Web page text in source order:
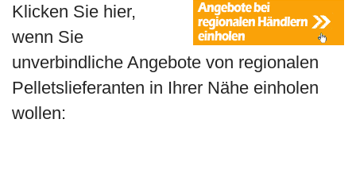
Klicken Sie hier,
wenn Sie
unverbindliche Angebote von regionalen
Pelletslieferanten in Ihrer Nähe einholen
wollen: